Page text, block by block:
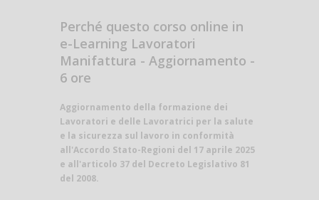
Perché questo corso online in
e-Learning Lavoratori
Manifattura - Aggiornamento -
6 ore
Aggiornamento della formazione dei
Lavoratori e delle Lavoratrici per la salute
e la sicurezza sul lavoro in conformità
all'Accordo Stato-Regioni del 17 aprile 2025
e all'articolo 37 del Decreto Legislativo 81
del 2008.